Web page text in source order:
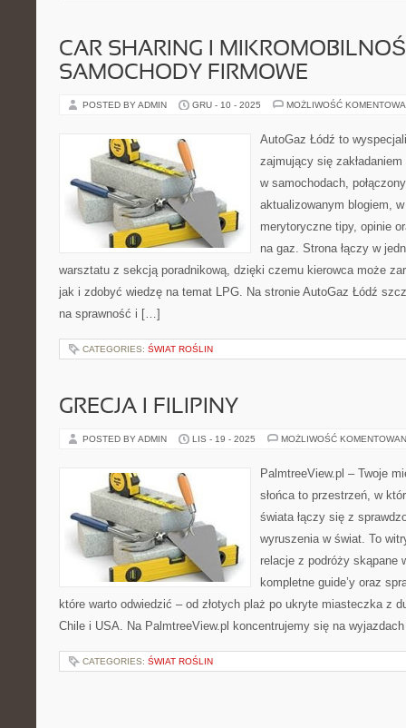
CAR SHARING I
SAMOCHODY FIRMOWE
POSTED BY ADMIN GRU - 10 - 2025 MOŻLIWOŚĆ
AutoGaz Łódź to
zajmujący się
w samochodach,
aktualizowanym blogiem,
merytoryczne tipy, opinie
na gaz. Strona łączy w
warsztatu z sekcją poradnikową, dzięki czemu kierowca może
jak i zdobyć wiedzę na temat LPG. Na stronie AutoGaz Łódź
na sprawność i […]
CATEGORIES: ŚWIAT ROŚLIN
GRECJA I FILIPINY
POSTED BY ADMIN LIS - 19 - 2025 MOŻLIWOŚĆ
PalmtreeView.pl – Twoje
słońca to przestrzeń, w
świata łączy się z
wyruszenia w świat. To
relacje z podróży skąpane
kompletne guide’y oraz
które warto odwiedzić – od złotych plaż po ukryte miasteczka z
Chile i USA. Na PalmtreeView.pl koncentrujemy się na
CATEGORIES: ŚWIAT ROŚLIN